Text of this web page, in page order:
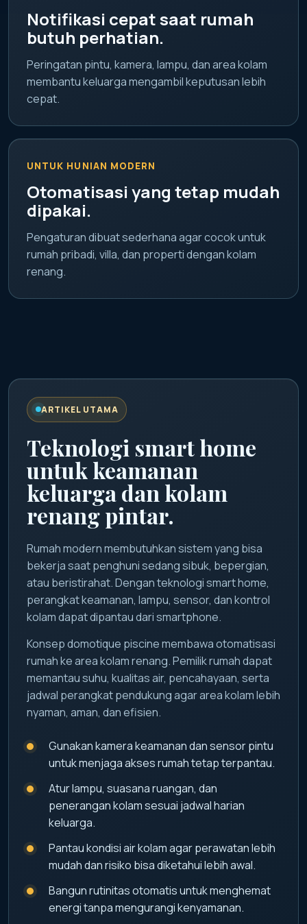
Notifikasi cepat saat rumah
butuh perhatian.
Peringatan pintu, kamera, lampu, dan area kolam
membantu keluarga mengambil keputusan lebih
cepat.
UNTUK HUNIAN MODERN
Otomatisasi yang tetap mudah
dipakai.
Pengaturan dibuat sederhana agar cocok untuk
rumah pribadi, villa, dan properti dengan kolam
renang.
ARTIKEL UTAMA
Teknologi smart home
untuk keamanan
keluarga dan kolam
renang pintar.
Rumah modern membutuhkan sistem yang bisa
bekerja saat penghuni sedang sibuk, bepergian,
atau beristirahat. Dengan teknologi smart home,
perangkat keamanan, lampu, sensor, dan kontrol
kolam dapat dipantau dari smartphone.
Konsep domotique piscine membawa otomatisasi
rumah ke area kolam renang. Pemilik rumah dapat
memantau suhu, kualitas air, pencahayaan, serta
jadwal perangkat pendukung agar area kolam lebih
nyaman, aman, dan efisien.
Gunakan kamera keamanan dan sensor pintu
untuk menjaga akses rumah tetap terpantau.
Atur lampu, suasana ruangan, dan
penerangan kolam sesuai jadwal harian
keluarga.
Pantau kondisi air kolam agar perawatan lebih
mudah dan risiko bisa diketahui lebih awal.
Bangun rutinitas otomatis untuk menghemat
energi tanpa mengurangi kenyamanan.